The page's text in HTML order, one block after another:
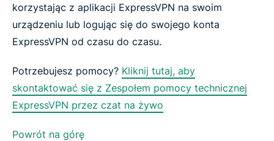
korzystając z aplikacji ExpressVPN na swoim
urządzeniu lub logując się do swojego konta
ExpressVPN od czasu do czasu.
Potrzebujesz pomocy? Kliknij tutaj, aby
skontaktować się z Zespołem pomocy technicznej
ExpressVPN przez czat na żywo
Powrót na górę